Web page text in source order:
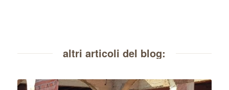
altri articoli del blog: